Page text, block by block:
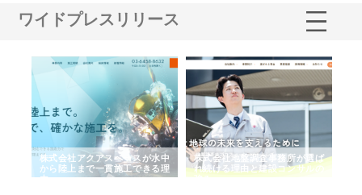
ワイドプレスリリース
株式会社アクアスペースが水中
から陸上まで一貫施工できる理
由
株式会社地盤調査事務所が選ば
れ続ける理由と建設コンサルの
強み